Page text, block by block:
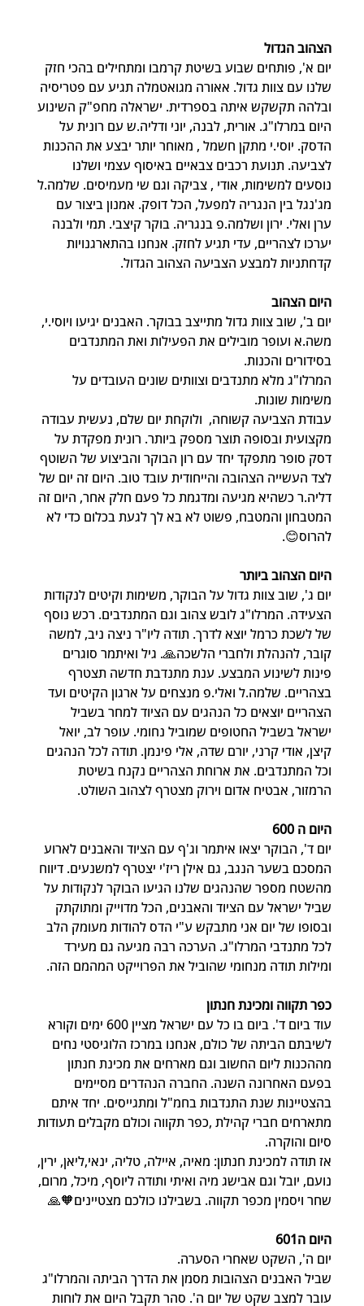
הצהוב הגדול
יום א', פותחים שבוע בשיטת קרמבו ומתחילים בהכי חזק
שלנו עם צוות גדול. אאורה מגואטמלה תגיע עם פטריסיה
ובלהה תקשקש איתה בספרדית. ישראלה מחפ"ק השינוע
היום במרלו"ג. אורית, לבנה, יוני ודליה.ש עם רונית על
הדסק. יוסי.י מתקן חשמל , מאוחר יותר יבצע את ההכנות
לצביעה. תנועת רכבים צבאיים באיסוף עצמי ושלנו
נוסעים למשימות, אודי , צביקה וגם שי מעמיסים. שלמה.ל
מג'נגל בין הנגריה למפעל, הכל דופק. אמנון ביצור עם
ערן ואלי. ירון ושלמה.פ בנגריה. בוקר קיצבי. תמי ולבנה
יערכו לצהריים, עדי תגיע לחזק. אנחנו בהתארגנויות
קדחתניות למבצע הצביעה הצהוב הגדול.
היום הצהוב
יום ב', שוב צוות גדול מתייצב בבוקר. האבנים יגיעו ויוסי.י,
משה.א ועופר מובילים את הפעילות ואת המתנדבים
בסידורים והכנות.
המרלו"ג מלא מתנדבים וצוותים שונים העובדים על
משימות שונות.
עבודת הצביעה קשוחה,  ולוקחת יום שלם, נעשית עבודה
מקצועית ובסופה תוצר מספק ביותר. רונית מפקדת על
דסק סופר מתפקד יחד עם רון הבוקר והביצוע של השוטף
לצד העשייה הצהובה והייחודית עובד טוב. היום זה יום של
דליה.ר כשהיא מגיעה ומדגמת כל פעם חלק אחר, היום זה
המטבחון והמטבח, פשוט לא בא לך לגעת בכלום כדי לא
להרוס😊.
היום הצהוב ביותר
יום ג', שוב צוות גדול על הבוקר, משימות וקיטים לנקודות
הצעידה. המרלו"ג לובש צהוב וגם המתנדבים. רכש נוסף
של לשכת כרמל יוצא לדרך. תודה ליו"ר ניצה ניב, למשה
קובר, להנהלת ולחברי הלשכה🙏. גיל ואיתמר סוגרים
פינות לשינוע המבצע. ענת מתנדבת חדשה תצטרף
בצהריים. שלמה.ל ואלי.פ מנצחים על ארגון הקיטים ועד
הצהריים יוצאים כל הנהגים עם הציוד למחר בשביל
ישראל בשביל החטופים שמוביל נחומי. עופר לב, יואל
קיצן, אודי קרני, יורם שדה, אלי פינמן. תודה לכל הנהגים
וכל המתנדבים. את ארוחת הצהריים נקנח בשיטת
הרמזור, אבטיח אדום וירוק מצטרף לצהוב השולט.
היום ה 600
יום ד', הבוקר יצאו איתמר וג'ף עם הציוד והאבנים לארוע
המסכם בשער הנגב, גם אילן ריז'י יצטרף למשנעים. דיווח
מהשטח מספר שהנהגים שלנו הגיעו הבוקר לנקודות על
שביל ישראל עם הציוד והאבנים, הכל מדוייק ומתוקתק
ובסופו של יום אני מתבקש ע"י הדס להודות מעומק הלב
לכל מתנדבי המרלו"ג. הערכה רבה מגיעה גם מעירד
ומילות תודה מנחומי שהוביל את הפרוייקט המהמם הזה.
כפר תקווה ומכינת חנתון
עוד ביום ד'. ביום בו כל עם ישראל מציין 600 ימים וקורא
לשיבתם הביתה של כולם, אנחנו במרכז הלוגיסטי נחים
מההכנות ליום החשוב וגם מארחים את מכינת חנתון
בפעם האחרונה השנה. החברה הנהדרים מסיימים
בהצטיינות שנת התנדבות בחמ"ל ומתגייסים. יחד איתם
מתארחים חברי קהילת ,כפר תקווה וכולם מקבלים תעודות
סיום והוקרה.
אז תודה למכינת חנתון: מאיה, איילה, טליה, ינאי,ליאן, ירין,
נועם, יובל וגם אבישג מיה ואיתי ותודה ליוסף, מיכל, מרום,
שחר ויסמין מכפר תקווה. בשבילנו כולכם מצטיינים🧡🙏
היום ה601
יום ה', השקט שאחרי הסערה.
שביל האבנים הצהובות מסמן את הדרך הביתה והמרלו"ג
עובר למצב שקט של יום ה'. סהר תקבל היום את לוחות